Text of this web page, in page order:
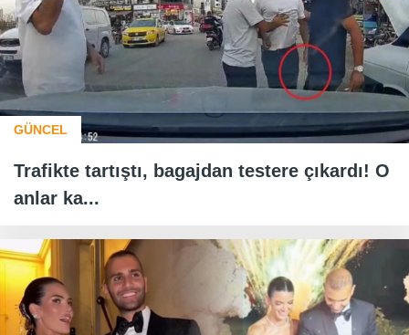
GÜNCEL
Trafikte tartıştı, bagajdan testere çıkardı! O
anlar ka...